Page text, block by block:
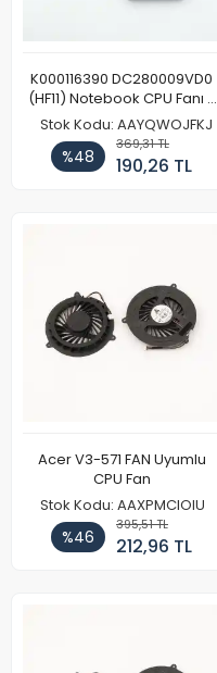
K000116390 DC280009VD0
(HF11) Notebook CPU Fanı 3
Pinli (Model 1)
Stok Kodu: AAYQWOJFKJ
%48
369,31 TL
190,26 TL
Acer V3-571 FAN Uyumlu
CPU Fan
Stok Kodu: AAXPMCIOIU
%46
395,51 TL
212,96 TL